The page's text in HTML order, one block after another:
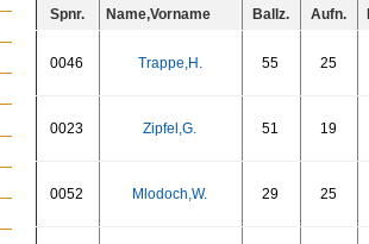
Spnr. Name,Vorname Ballz. Aufn.
0046 Trappe,H. 55 25
0023 Zipfel,G. 51 19
0052 Mlodoch,W. 29 25